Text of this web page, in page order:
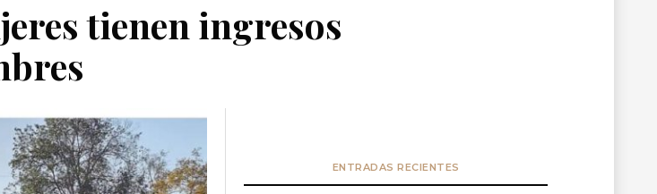
tienen ingresos
ENTRADAS RECIENTES